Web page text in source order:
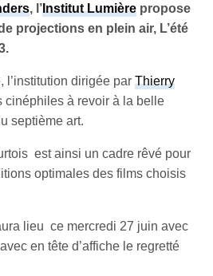
, l’Institut Lumière propose
projections en plein air, L’été
l’institution dirigée parThierry
cinéphiles à revoir à la belle
septième art.
est ainsi un cadre rêvé pour
optimales des films choisis
lieu ce mercredi 27 juin avec
en tête d’affiche le regretté